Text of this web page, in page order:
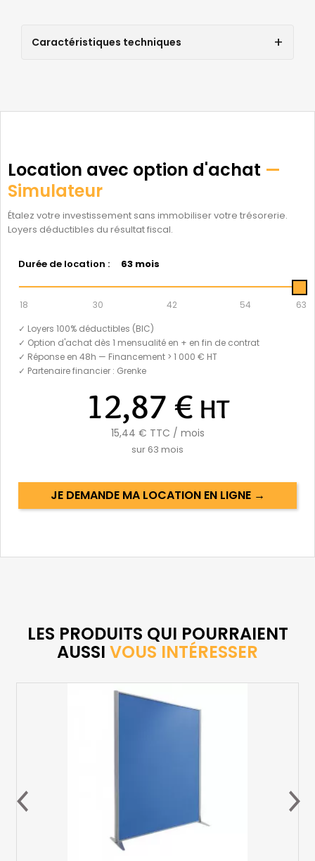
Caractéristiques techniques
Location avec option d'achat —
Simulateur
Étalez votre investissement sans immobiliser votre trésorerie.
Loyers déductibles du résultat fiscal.
Durée de location : 63 mois
18 30 42 54
63
✓ Loyers 100% déductibles (BIC)
✓ Option d'achat dès 1 mensualité en + en fin de contrat
✓ Réponse en 48h — Financement > 1 000 € HT
✓ Partenaire financier : Grenke
12,87 € HT
15,44 € TTC / mois
sur 63 mois
JE DEMANDE MA LOCATION EN LIGNE →
LES PRODUITS QUI POURRAIENT
AUSSI VOUS INTÉRESSER